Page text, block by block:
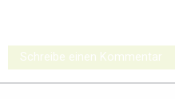
Schreibe einen Kommentar